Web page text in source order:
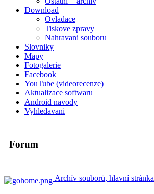
Download
Ovladace
Tiskove zpravy
Nahravani souboru
Slovniky
Mapy
Fotogalerie
Facebook
YouTube (videorecenze)
Aktualizace softwaru
Android navody
Vyhledavani
Forum
Archív souborů, hlavní stránka